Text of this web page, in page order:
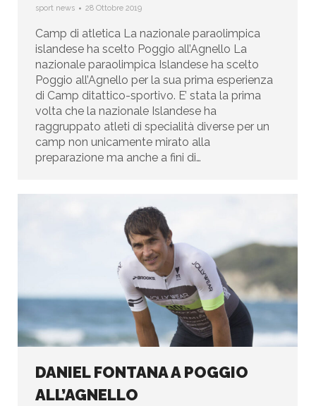
sport news 28 Ottobre 2019
Camp di atletica La nazionale paraolimpica
islandese ha scelto Poggio all’Agnello La
nazionale paraolimpica Islandese ha scelto
Poggio all’Agnello per la sua prima esperienza
di Camp ditattico-sportivo. E’ stata la prima
volta che la nazionale Islandese ha
raggruppato atleti di specialità diverse per un
camp non unicamente mirato alla
preparazione ma anche a fini di…
DANIEL FONTANA A POGGIO
ALL’AGNELLO